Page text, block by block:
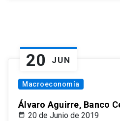
20 JUN
Macroeconomía
Álvaro Aguirre, Banco
20 de Junio de 2019